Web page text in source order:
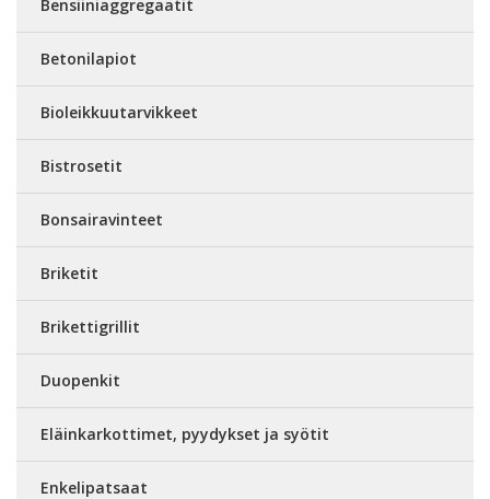
Bensiiniaggregaatit
Betonilapiot
Bioleikkuutarvikkeet
Bistrosetit
Bonsairavinteet
Briketit
Brikettigrillit
Duopenkit
Eläinkarkottimet, pyydykset ja syötit
Enkelipatsaat